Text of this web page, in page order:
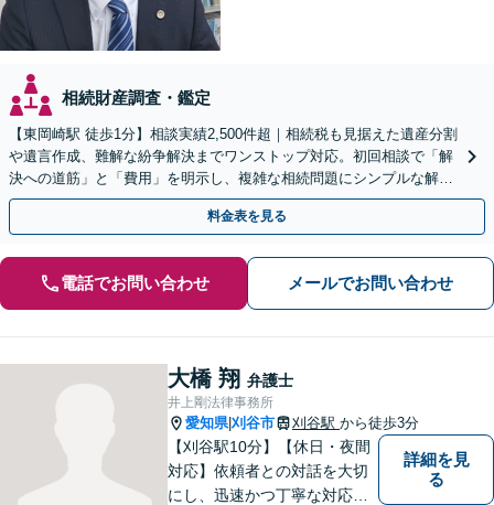
相続財産調査・鑑定
【東岡崎駅 徒歩1分】相談実績2,500件超｜相続税も見据えた遺産分割
や遺言作成、難解な紛争解決までワンストップ対応。初回相談で「解
決への道筋」と「費用」を明示し、複雑な相続問題にシンプルな解決
策を提案します。
料金表を見る
電話でお問い合わせ メールでお問い合わせ
大橋 翔 弁護士
井上剛法律事務所
愛知県|刈谷市 刈谷駅 から徒歩3分
【刈谷駅10分】【休日・夜間
対応】依頼者との対話を大切
にし、迅速かつ丁寧な対応を
詳細を見
る